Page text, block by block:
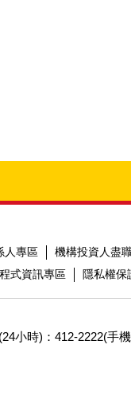
人專區 機構投資人盡
式資訊專區 隱私權保
小時)：412-2222(手